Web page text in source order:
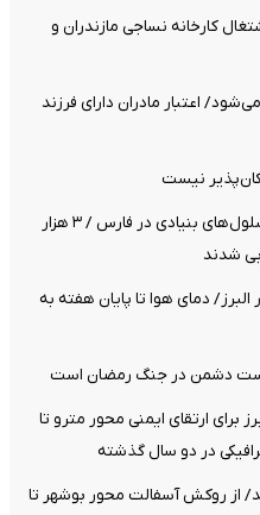
کارخانه نساجی مازندران و
اعتبار مادران دارای فرزند
نیست
آغاز درمان یک بیماری مادرزادی با سلول‌های بنیادی در فارس / ۳ هزار
شدند
دمای هوا تا پایان هفته به
دشمن در جنگ رمضان است
برای ارتقای ایمنی محور مترو تا
از روکش آسفالت محور بوشهر تا